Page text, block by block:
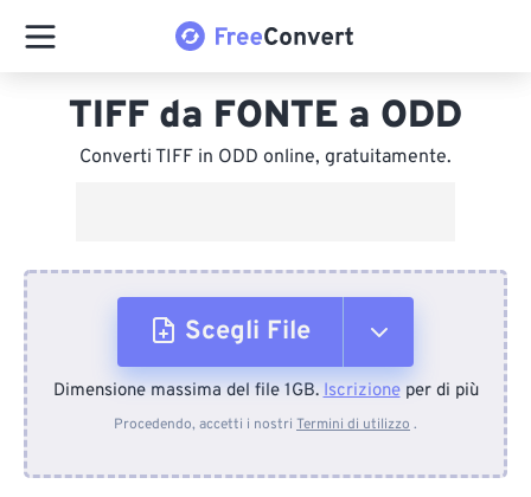
TIFF da FONTE a ODD
Converti TIFF in ODD online, gratuitamente.
Scegli File
Dal dispositivo
Dimensione massima del file 1GB.Iscrizioneper di più
Procedendo, accetti i nostri Termini di utilizzo .